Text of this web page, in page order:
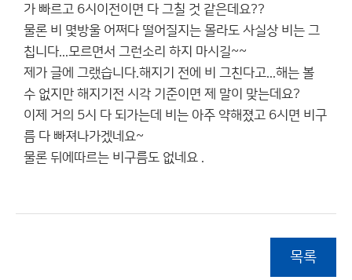
가 빠르고 6시이전이면 다 그칠 것 같은데요??
물론 비 몇방울 어쩌다 떨어질지는 몰라도 사실상 비는 그
칩니다...모르면서 그런소리 하지 마시길~~
제가 글에 그랬습니다.해지기 전에 비 그친다고...해는 볼
수 없지만 해지기전 시각 기준이면 제 말이 맞는데요?
이제 거의 5시 다 되가는데 비는 아주 약해졌고 6시면 비구
름 다 빠져나가겠네요~
물론 뒤에따르는 비구름도 없네요 .
목록